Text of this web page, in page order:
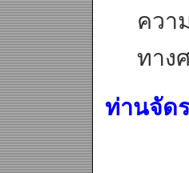
ควา
ทาง
ท่านจัด
จัด